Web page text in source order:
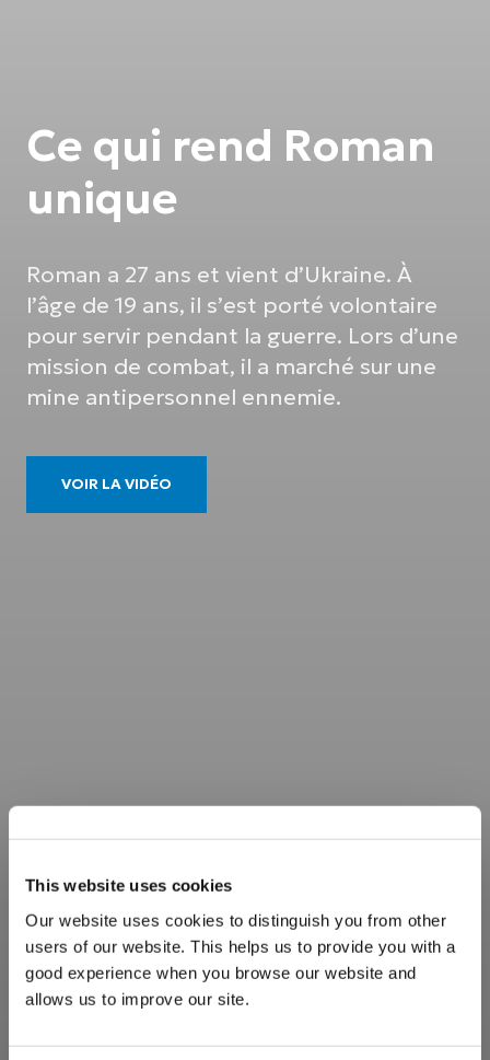
This website uses cookies
Our website uses cookies to distinguish you from other
users of our website. This helps us to provide you with a
good experience when you browse our website and
allows us to improve our site.
Ce qui rend Roman
unique
Roman a 27 ans et vient d’Ukraine. À
l’âge de 19 ans, il s’est porté volontaire
pour servir pendant la guerre. Lors d’une
mission de combat, il a marché sur une
mine antipersonnel ennemie.
VOIR LA VIDÉO